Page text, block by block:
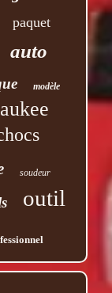
paquet
auto
modèle
soudeur
outil